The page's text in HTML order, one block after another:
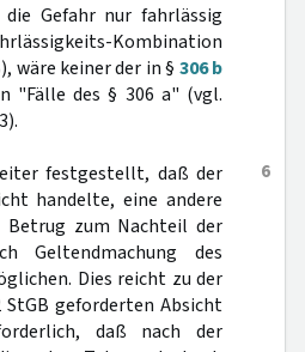
Gefahr nur fahrlässig
Kombination
wäre keiner der in § 306 b
"Fälle des § 306 a" (vgl.
6
festgestellt, daß der
handelte, eine andere
zum Nachteil der
Geltendmachung des
Dies reicht zu der
StGB geforderten Absicht
daß nach der